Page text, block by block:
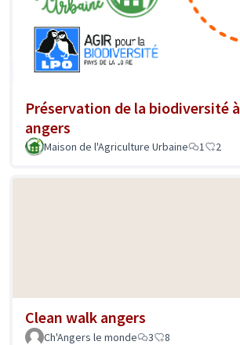
Préservation de la biodiversité à
angers
Maison de l'Agriculture Urbaine 1 2
Clean walk angers
Ch'Angers le monde
3 8